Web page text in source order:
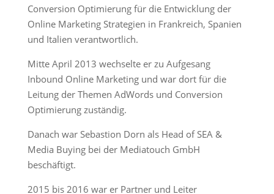
Conversion Optimierung für die Entwicklung der
Online Marketing Strategien in Frankreich, Spanien
und Italien verantwortlich.
Mitte April 2013 wechselte er zu Aufgesang
Inbound Online Marketing und war dort für die
Leitung der Themen AdWords und Conversion
Optimierung zuständig.
Danach war Sebastion Dorn als Head of SEA &
Media Buying bei der Mediatouch GmbH
beschäftigt.
2015 bis 2016 war er Partner und Leiter